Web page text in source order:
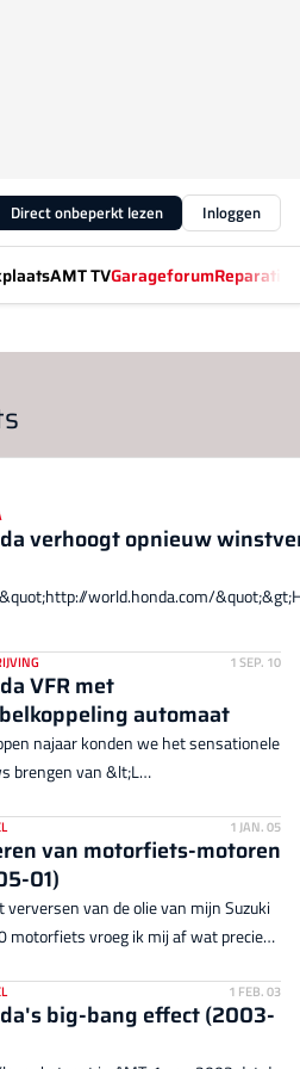
Direct onbeperkt lezen Inloggen
AMT TVGarageforum
verhoogt opnieuw
world.honda.com/
de derde keer de winstverwachting
verhoogd. De nummer twee in Japan ...
1 SEP. 10
VFR met
automaat
najaar konden we het sensationele
brengen van &lt;L
met dubbelkoppeling-
L&gt;. Het ...
1 JAN. 05
van motorfiets-motoren
01)
verversen van de olie van mijn Suzuki
motorfiets vroeg ik mij af wat precies
4-takt) en de Valvoline
(auto-olie) waar ik normaal
mijn VW Golf TDI mee vul.<br />Ik
1 FEB. 03
big-bang effect (2003-